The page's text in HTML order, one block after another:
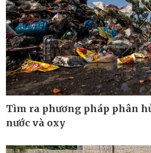
Khởi nghiệp
Tìm ra phương pháp phân
nước và oxy